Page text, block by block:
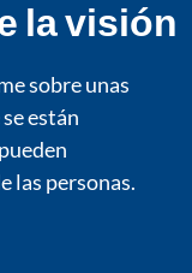
la visión
sobre unas
están
las personas.